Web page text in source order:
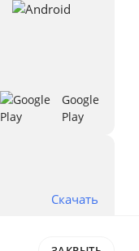
Google
Play
Скачать